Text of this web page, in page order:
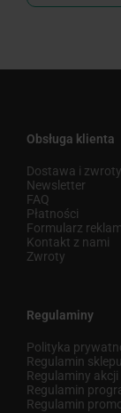
Obsługa klienta
Dostawa i zwroty
Newsletter
FAQ
Płatności
Formularz
Kontakt z nami
Zwroty
Regulaminy
Polityka
Regulamin
Regulaminy
Regulamin
Regulamin